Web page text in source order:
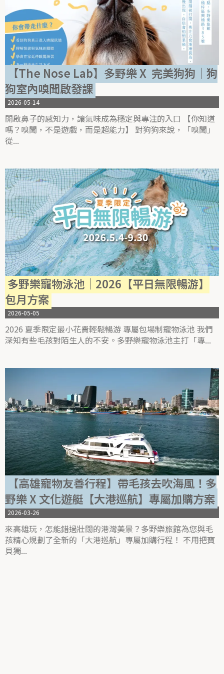
【The Nose Lab】多野樂 X 完美狗狗｜狗
狗室內嗅聞啟發課
2026-05-14
開啟鼻子的感知力，讓氣味成為穩定與專注的入口 【你知道
嗎？嗅聞，不是遊戲，而是超能力】 對狗狗來說，「嗅聞」
從
多野樂寵物泳池｜2026【平日無限暢游】
包月方案
2026-05-05
2026 夏季限定最小花費輕鬆暢游 專屬包場制寵物泳池 我們
深知有些毛孩對陌生人的不安。多野樂寵物泳池主打「專
【高雄寵物友善行程】帶毛孩去吹海風！多
野樂 X 文化遊艇【大港巡航】專屬加購方案
2026-03-26
來高雄玩，怎能錯過壯闊的港灣美景？多野樂旅館為您與毛
孩精心規劃了全新的「大港巡航」專屬加購行程！ 不用把寶
貝獨